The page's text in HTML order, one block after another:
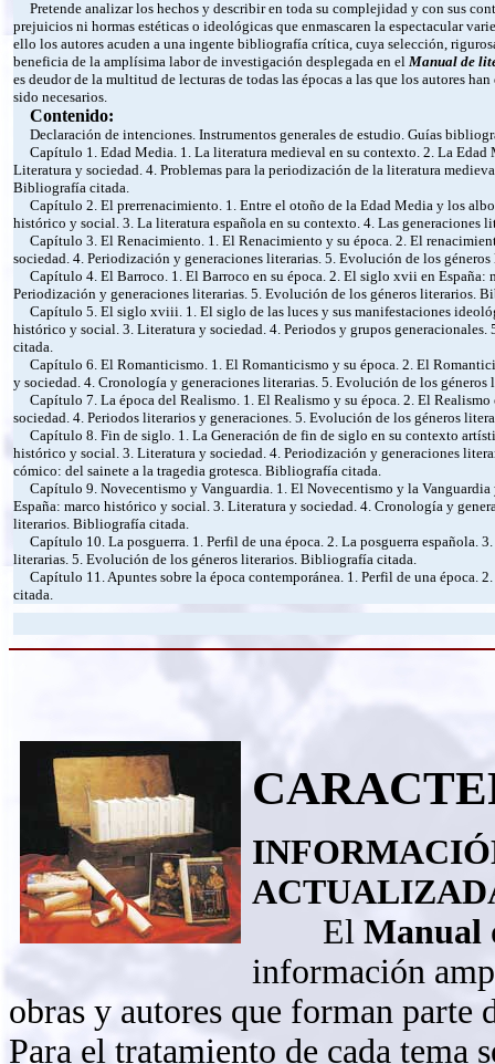
Pretende analizar los hechos y describir en toda su complejidad y con sus
prejuicios ni hormas estéticas o ideológicas que enmascaren la espectacular
ello los autores acuden a una ingente bibliografía crítica, cuya selección,
beneficia de la amplísima labor de investigación desplegada en el Manual de
es deudor de la multitud de lecturas de todas las épocas a las que los autores
sido necesarios.
Contenido:
Declaración de intenciones. Instrumentos generales de estudio. Guías
Capítulo 1. Edad Media. 1. La literatura medieval en su contexto. 2. La Edad
Literatura y sociedad. 4. Problemas para la periodización de la literatura
Bibliografía citada.
Capítulo 2. El prerrenacimiento. 1. Entre el otoño de la Edad Media y los
histórico y social. 3. La literatura española en su contexto. 4. Las generaciones
Capítulo 3. El Renacimiento. 1. El Renacimiento y su época. 2. El
sociedad. 4. Periodización y generaciones literarias. 5. Evolución de los
Capítulo 4. El Barroco. 1. El Barroco en su época. 2. El siglo xvii en España:
Periodización y generaciones literarias. 5. Evolución de los géneros literarios.
Capítulo 5. El siglo xviii. 1. El siglo de las luces y sus manifestaciones
histórico y social. 3. Literatura y sociedad. 4. Periodos y grupos
citada.
Capítulo 6. El Romanticismo. 1. El Romanticismo y su época. 2. El
y sociedad. 4. Cronología y generaciones literarias. 5. Evolución de los
Capítulo 7. La época del Realismo. 1. El Realismo y su época. 2. El
sociedad. 4. Periodos literarios y generaciones. 5. Evolución de los géneros
Capítulo 8. Fin de siglo. 1. La Generación de fin de siglo en su contexto
histórico y social. 3. Literatura y sociedad. 4. Periodización y generaciones
cómico: del sainete a la tragedia grotesca. Bibliografía citada.
Capítulo 9. Novecentismo y Vanguardia. 1. El Novecentismo y la Vanguardia
España: marco histórico y social. 3. Literatura y sociedad. 4. Cronología y
literarios. Bibliografía citada.
Capítulo 10. La posguerra. 1. Perfil de una época. 2. La posguerra española.
literarias. 5. Evolución de los géneros literarios. Bibliografía citada.
Capítulo 11. Apuntes sobre la época contemporánea. 1. Perfil de una época.
citada.
El Manual
información
obras y autores que forman parte
Para el tratamiento de cada